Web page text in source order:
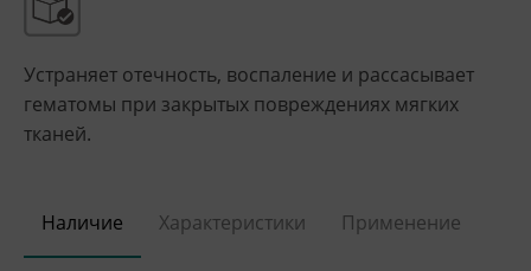
Устраняет отечность, воспаление и рассасывает
гематомы при закрытых повреждениях мягких
тканей.
Наличие Характеристики Применение